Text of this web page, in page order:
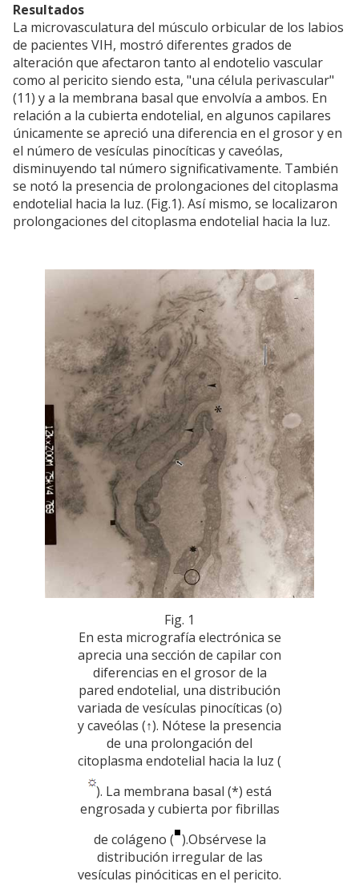
Resultados
La microvasculatura del músculo orbicular de los labios
de pacientes VIH, mostró diferentes grados de
alteración que afectaron tanto al endotelio vascular
como al pericito siendo esta, "una célula perivascular"
(11) y a la membrana basal que envolvía a ambos. En
relación a la cubierta endotelial, en algunos capilares
únicamente se apreció una diferencia en el grosor y en
el número de vesículas pinocíticas y caveólas,
disminuyendo tal número significativamente. También
se notó la presencia de prolongaciones del citoplasma
endotelial hacia la luz. (Fig.1). Así mismo, se localizaron
prolongaciones del citoplasma endotelial hacia la luz.
Fig. 1
En esta micrografía electrónica se
aprecia una sección de capilar con
diferencias en el grosor de la
pared endotelial, una distribución
variada de vesículas pinocíticas (o)
y caveólas (↑). Nótese la presencia
de una prolongación del
citoplasma endotelial hacia la luz (
). La membrana basal (*) está
engrosada y cubierta por fibrillas
de colágeno ( ).Obsérvese la
distribución irregular de las
vesículas pinóciticas en el pericito.